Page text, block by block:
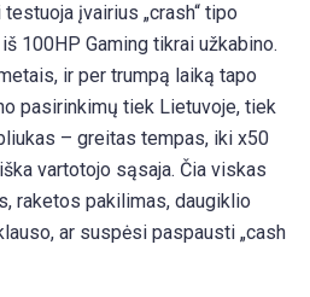
įvairius „crash“ tipo
100HP Gaming tikrai užkabino.
ir per trumpą laiką tapo
pasirinkimų tiek Lietuvoje, tiek
– greitas tempas, iki x50
vartotojo sąsaja. Čia viskas
raketos pakilimas, daugiklio
ar suspėsi paspausti „cash